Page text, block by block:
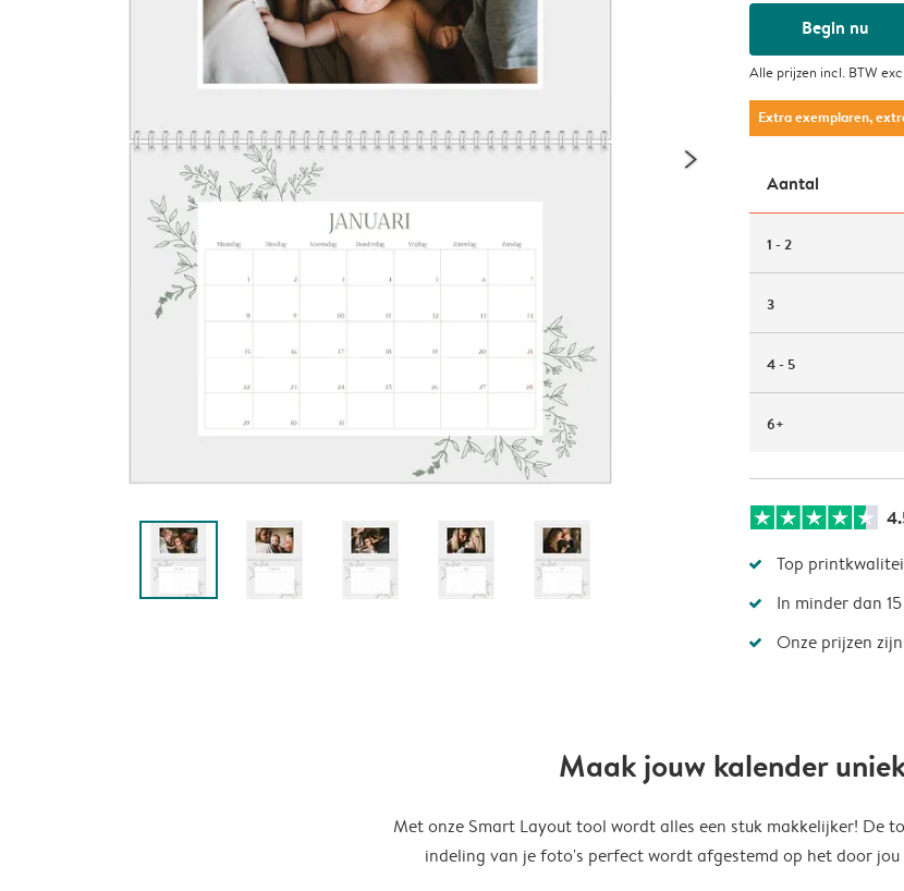
Begin nu
Alle prijzen incl. BTW
Extra exemplaren,
Aantal
1 - 2
3
4 - 5
6+
Top
In minder dan
Onze prijzen
Maak jouw kalender
Met onze Smart Layout tool wordt alles een stuk makkelijker! De
indeling van je foto's perfect wordt afgestemd op het door jou